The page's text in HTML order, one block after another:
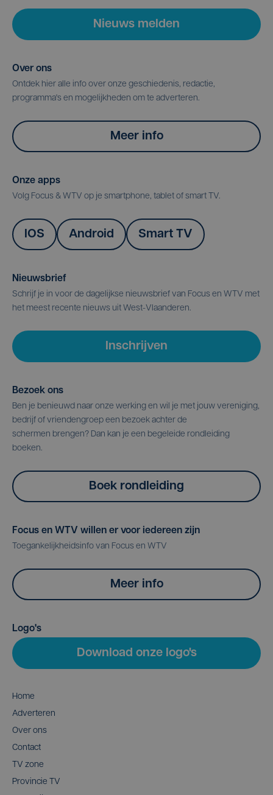
Nieuws melden
Over ons
Ontdek hier alle info over onze geschiedenis, redactie,
programma's en mogelijkheden om te adverteren.
Meer info
Onze apps
Volg Focus & WTV op je smartphone, tablet of smart TV.
IOS Android Smart TV
Nieuwsbrief
Schrijf je in voor de dagelijkse nieuwsbrief van Focus en WTV met
het meest recente nieuws uit West-Vlaanderen.
Inschrijven
Bezoek ons
Ben je benieuwd naar onze werking en wil je met jouw vereniging,
bedrijf of vriendengroep een bezoek achter de
schermen brengen? Dan kan je een begeleide rondleiding
boeken.
Boek rondleiding
Focus en WTV willen er voor iedereen zijn
Toegankelijkheidsinfo van Focus en WTV
Meer info
Logo's
Download onze logo's
Home
Adverteren
Over ons
Contact
TV zone
Provincie TV